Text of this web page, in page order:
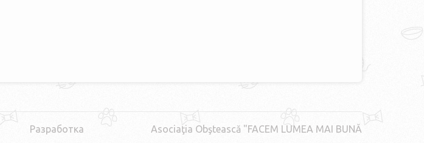
Разработка Asociaţia Obştească "FACEM LUMEA MAI BUNĂ